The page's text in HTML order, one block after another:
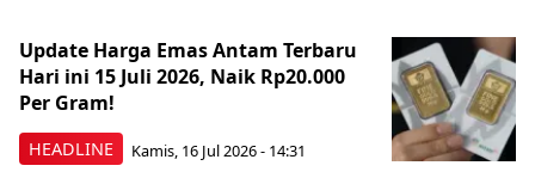
HEADLINE
Update Harga Emas Antam Terbaru
Hari ini 15 Juli 2026, Naik Rp20.000
Per Gram!
Kamis, 16 Jul 2026 - 14:31